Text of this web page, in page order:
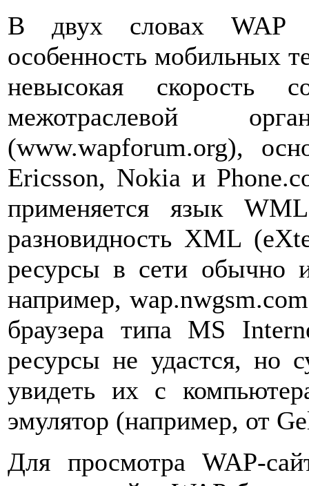
В двух словах WAP
особенность мобильных
невысокая скорость
межотраслевой
(www.wapforum.org),
Ericsson, Nokia и
применяется язык
разновидность XML
ресурсы в сети обычно
например,
браузера типа MS
ресурсы не удастся, но
увидеть их с
эмулятор (например, от
Для просмотра WAP-